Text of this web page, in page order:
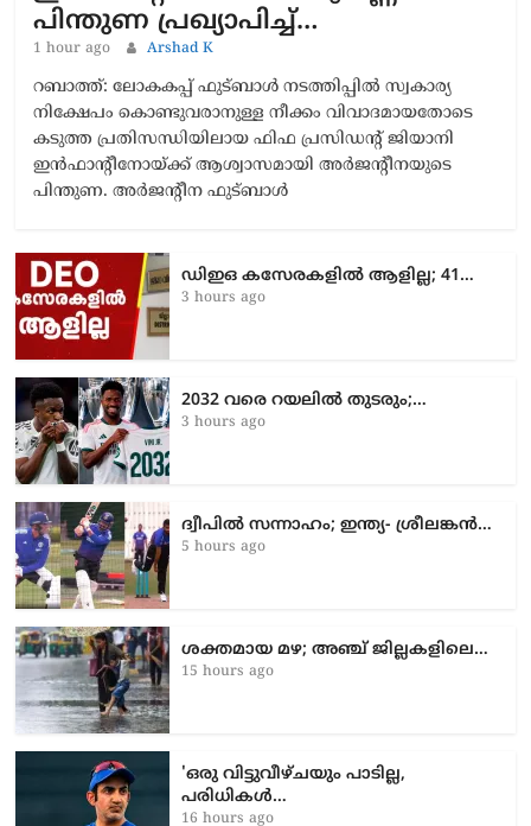
പിന്തുണ പ്രഖ്യാപിച്ച്…
1 hour ago Arshad K
റബാത്ത്: ലോകകപ്പ് ഫുട്ബാൾ നടത്തിപ്പിൽ സ്വകാര്യ
നിക്ഷേപം കൊണ്ടുവരാനുള്ള നീക്കം വിവാദമായതോടെ
കടുത്ത പ്രതിസന്ധിയിലായ ഫിഫ പ്രസിഡന്റ് ജിയാനി
ഇൻഫാന്റീനോയ്ക്ക് ആശ്വാസമായി അർജന്റീനയുടെ
പിന്തുണ. അർജന്റീന ഫുട്ബാൾ
ഡിഇഒ കസേരകളില്‍ ആളില്ല; 41…
3 hours ago
2032 വരെ റയലിൽ തുടരും;…
3 hours ago
ദ്വീപിൽ സന്നാഹം; ഇന്ത്യ- ശ്രീലങ്കൻ…
5 hours ago
ശക്തമായ മഴ; അഞ്ച് ജില്ലകളിലെ…
15 hours ago
'ഒരു വിട്ടുവീഴ്ചയും പാടില്ല,
പരിധികൾ…
16 hours ago